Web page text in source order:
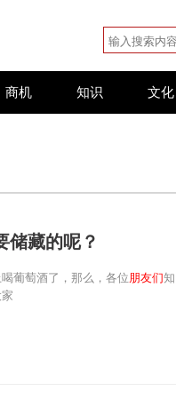
商机 知识 文化
储藏的呢？
葡萄酒了，那么，各位朋友们知